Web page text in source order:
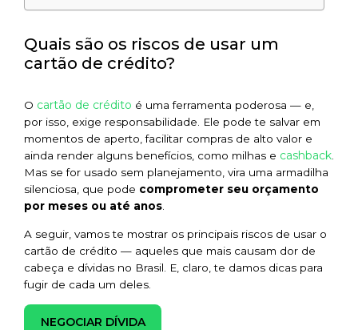
Quais são os riscos de usar um
cartão de crédito?
O cartão de crédito é uma ferramenta poderosa — e,
por isso, exige responsabilidade. Ele pode te salvar em
momentos de aperto, facilitar compras de alto valor e
ainda render alguns benefícios, como milhas e cashback
Mas se for usado sem planejamento, vira uma armadilha
silenciosa, que pode comprometer seu orçamento
por meses ou até anos
A seguir, vamos te mostrar os principais riscos de usar o
cartão de crédito — aqueles que mais causam dor de
cabeça e dívidas no Brasil. E, claro, te damos dicas para
fugir de cada um deles.
NEGOCIAR DÍVIDA